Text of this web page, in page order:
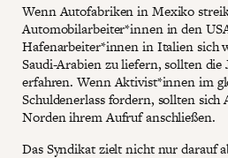
Wenn Autofabriken in Mexiko
Automobilarbeiter*innen in den
Hafenarbeiter*innen in Italien sich
Saudi-Arabien zu liefern, sollten
erfahren. Wenn Aktivist*innen im
Schuldenerlass fordern, sollten
Norden ihrem Aufruf anschließen.
Das Syndikat zielt nicht nur darauf